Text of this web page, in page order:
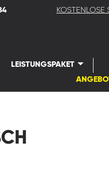
LEISTUNGSPAKET